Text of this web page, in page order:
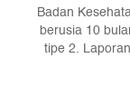
Badan
berusia 10
tipe 2.